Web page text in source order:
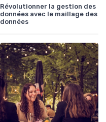
Révolutionner la gestion des
données avec le maillage des
données